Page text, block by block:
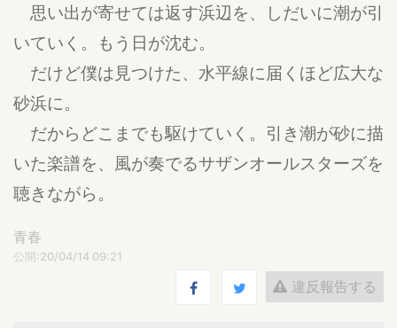
思い出が寄せては返す浜辺を、しだいに潮が引
いていく。もう日が沈む。
だけど僕は見つけた、水平線に届くほど広大な
砂浜に。
だからどこまでも駆けていく。引き潮が砂に描
いた楽譜を、風が奏でるサザンオールスターズを
聴きながら。
青春
公開:20/04/14 09:21
違反報告する